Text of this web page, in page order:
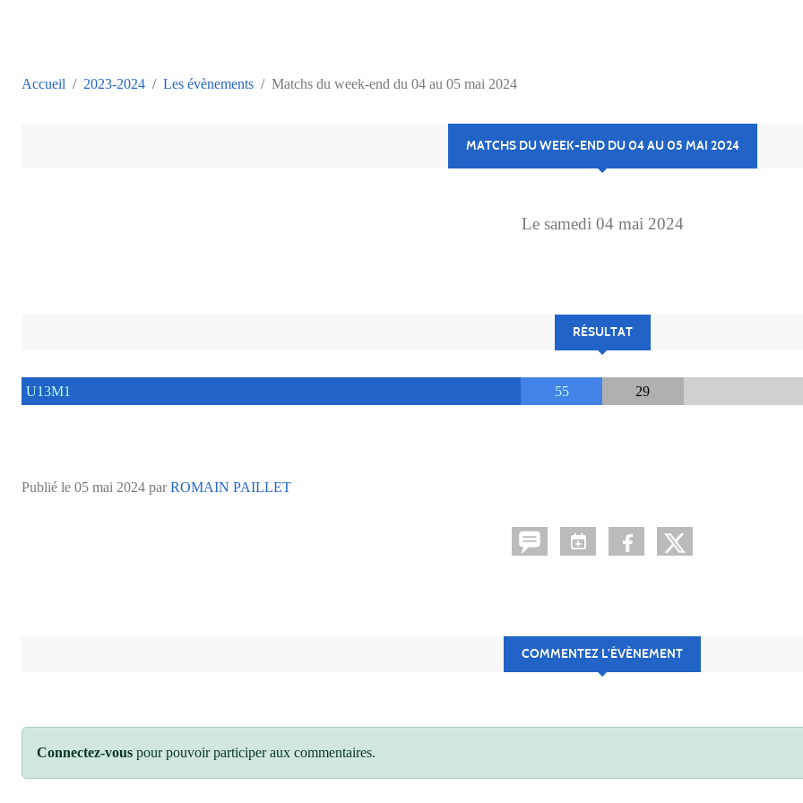
Accueil 2023-2024 Les évènements Matchs du week-end du 04 au 05 mai 2024
MATCHS DU WEEK-END DU 04 AU 05 MAI 2024
Le samedi 04 mai 2024
RÉSULTAT
U13M1 55 29
Publié le 05 mai 2024 parROMAIN PAILLET
COMMENTEZ L’ÉVÈNEMENT
Connectez-vous pour pouvoir participer aux commentaires.